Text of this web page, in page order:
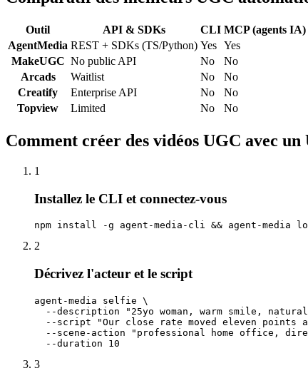
Outil API & SDKs CLI MCP (agents IA)
AgentMedia REST + SDKs (TS/Python) Yes Yes
MakeUGC No public API No No
Arcads
Waitlist No No
Creatify
Enterprise API No No
Topview
Limited No No
Comment créer des vidéos UGC avec
1
Installez le CLI et connectez-vous
npm install -g agent-media-cli && agent-media
2
Décrivez l'acteur et le script
agent-media selfie \
--description "25yo woman, warm smile,
--script "Our close rate moved eleven points
--scene-action "professional home office,
  --duration 10
3